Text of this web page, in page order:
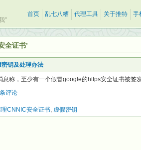
”
首页 乱七八糟 代理工具 关于推特 手
全证书’
钥及处理办法
息称，至少有一个假冒google的https安全证书被签
评论
理CNNIC安全证书, 虚假密钥